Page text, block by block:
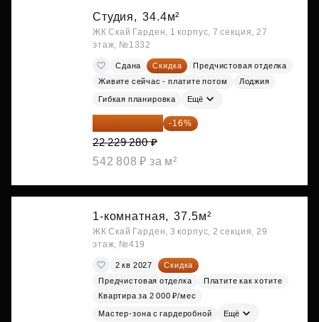
Студия, 34.4м²
ЖК Скай Гарден, 1 корпус, 7 секция, 27
этаж, №1332
Сдана Скидка
Предчистовая отделка
Живите сейчас - платите потом
Лоджия
Гибкая планировка Ещё
18 672 595 ₽ -16%
22 229 280 ₽
542 808 ₽ за м²
1-комнатная, 37.5м²
ЖК Скай Гарден, 3 корпус, 2 секция, 29
этаж, №419
2 кв 2027
Скидка
Предчистовая отделка
Платите как хотите
Квартира за 2 000 ₽/мес
Мастер-зона с гардеробной Ещё